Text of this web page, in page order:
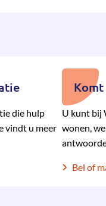
die hulp
vindt u meer
U kunt bij
wonen,
Bel of